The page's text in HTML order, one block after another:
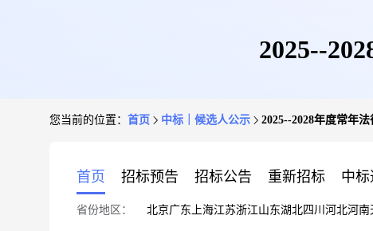
2025--
您当前的位置： 首页 中标｜候选人公示 2025--2028年度常年
首页 招标预告 招标公告 重新招标 中标
省份地区： 北京广东 上海江苏浙江山东湖北四川 河北河南